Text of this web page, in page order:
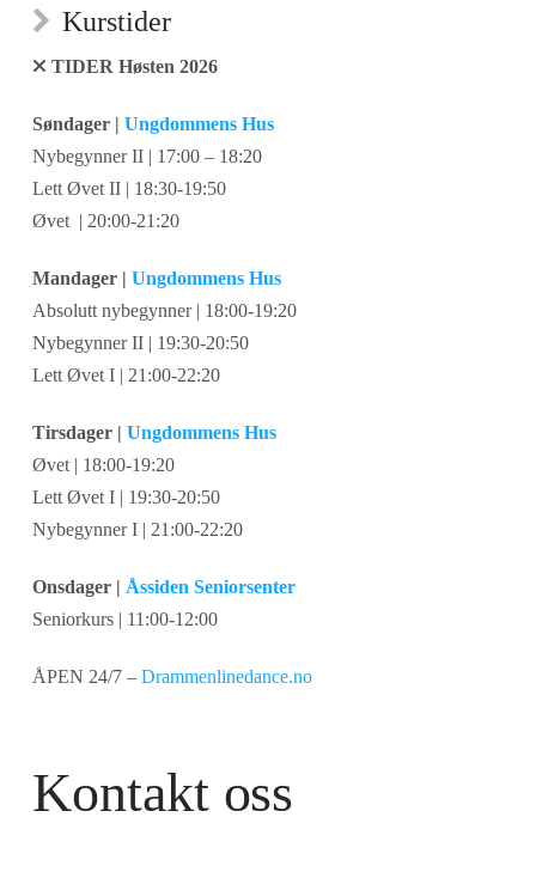
Kurstider
TIDER Høsten 2026
Søndager | Ungdommens Hus
Nybegynner II | 17:00 – 18:20
Lett Øvet II | 18:30-19:50
Øvet | 20:00-21:20
Mandager | Ungdommens Hus
Absolutt nybegynner | 18:00-19:20
Nybegynner II | 19:30-20:50
Lett Øvet I | 21:00-22:20
Tirsdager | Ungdommens Hus
Øvet | 18:00-19:20
Lett Øvet I | 19:30-20:50
Nybegynner I | 21:00-22:20
Onsdager | Åssiden Seniorsenter
Seniorkurs | 11:00-12:00
ÅPEN 24/7 – Drammenlinedance.no
Kontakt oss